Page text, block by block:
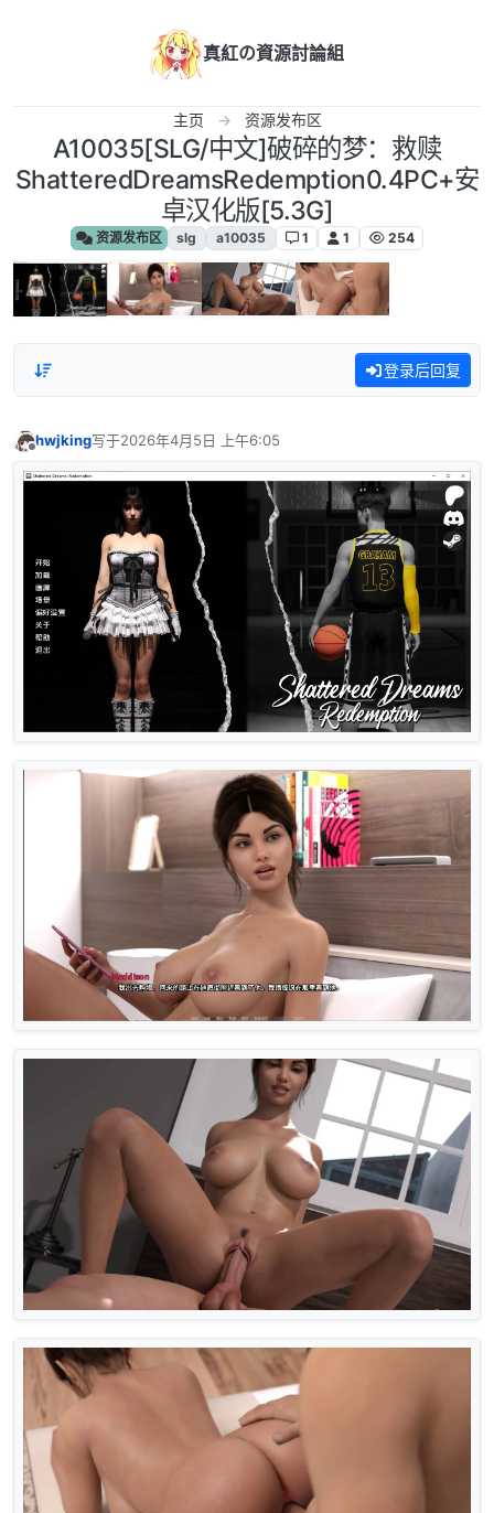
真紅の資源討論組
主页 资源发布区
A10035[SLG/中文]破碎的梦：救赎
ShatteredDreamsRedemption0.4PC+安
卓汉化版[5.3G]
资源发布区 slg a10035 1 1 254
登录后回复
hwjking写于2026年4月5日 上午6:05
最后由 编辑